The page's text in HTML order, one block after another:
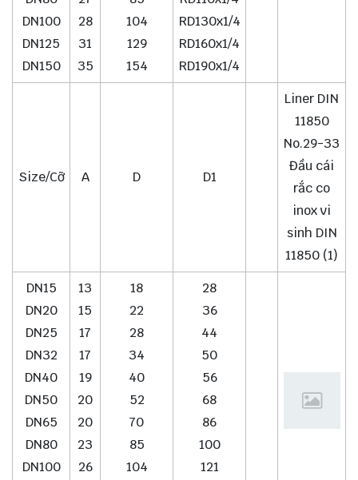
DN100
DN125
DN150
28
31
35
104
129
154
RD130x1/4
RD160x1/4
RD190x1/4
Size/Cỡ A D D1
Liner DIN
11850
No.29-33
Đầu cái
rắc co
inox vi
sinh DIN
11850 (1)
DN15
DN20
DN25
DN32
DN40
DN50
DN65
DN80
DN100
13
15
17
17
19
20
20
23
26
18
22
28
34
40
52
70
85
104
28
36
44
50
56
68
86
100
121